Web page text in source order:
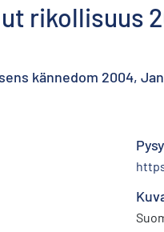
rikollisuus
kännedom 2004,